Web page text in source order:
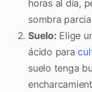
horas al día,
sombra
Suelo: Elige
ácido para
suelo tenga